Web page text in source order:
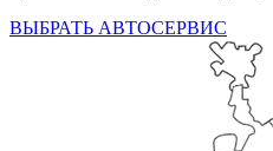
ВЫБРАТЬ АВТОСЕРВИС